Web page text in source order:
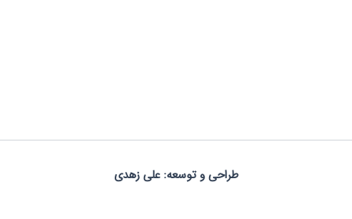
طراحی و توسعه: علی زهدی